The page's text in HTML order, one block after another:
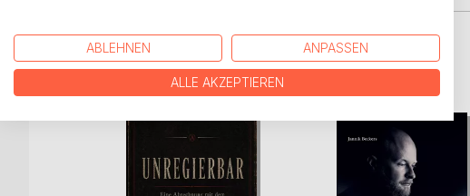
WEITERE TITEL BEIBoD
ABLEHNEN ANPASSEN
ALLE AKZEPTIEREN